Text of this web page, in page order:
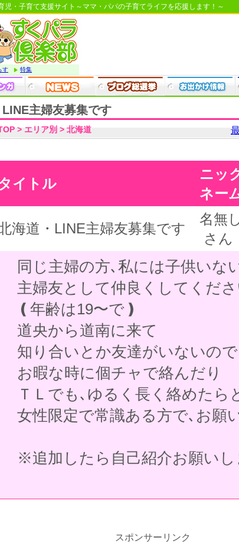
児・子育て支援サイト～ママ・パパの子育てライフを応援します！～
す 特集
主婦友募集です
> エリア別 > 北海道
イトル
ニッ
ネー
海道・LINE主婦友募集です
名無し
さん
同じ主婦の方､私には子供いな
主婦友として仲良くしてくだ
❪年齢は19〜で❫
道央から道南に来て
知り合いとか友達がいないので
お暇な時に個チャで絡んだり
ＴＬでも､ゆるく長く絡めたら
女性限定で常識ある方で､お願
※追加したら自己紹介お願いし
スポンサーリンク